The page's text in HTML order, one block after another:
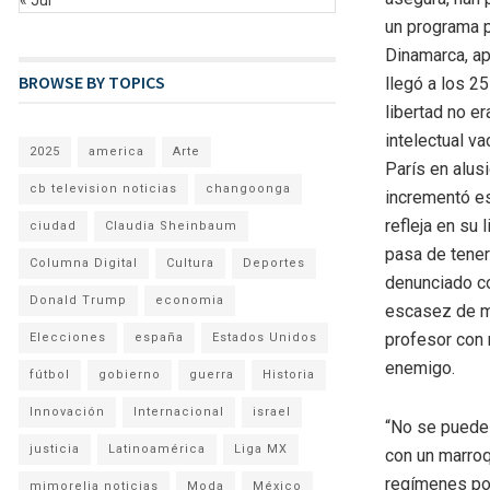
un programa
Dinamarca,
llegó a los
libertad no
intelectual
París en
incrementó
refleja en su
pasa de
denunciado
escasez de
profesor con
enemigo.
“No se
con un
regímenes
BROWSE BY TOPICS
2025 america Arte
cb television noticias changoonga
ciudad Claudia Sheinbaum
Columna Digital Cultura Deportes
Donald Trump economia
Elecciones españa Estados Unidos
fútbol gobierno guerra Historia
Innovación Internacional israel
justicia Latinoamérica Liga MX
mimorelia noticias Moda México